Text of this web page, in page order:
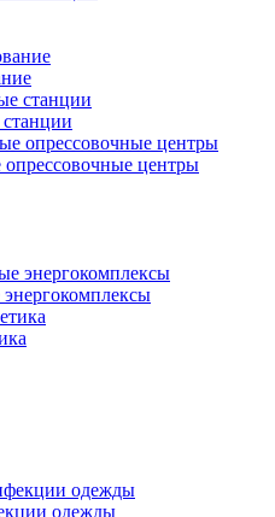
центры
одежды